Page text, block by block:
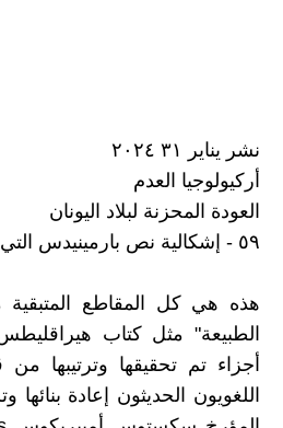
نشر يناير ٣١ ٢٠٢٤
أركيولوجيا العدم
العودة المحزنة لبلاد اليونان
٥٩ - إشكالية نص بارمينيدس التي لا تنتهي
هذه هي كل المقاطع
أجزاء تم تحقيقها وترتيبها من
اللغويون الحديثون إعادة